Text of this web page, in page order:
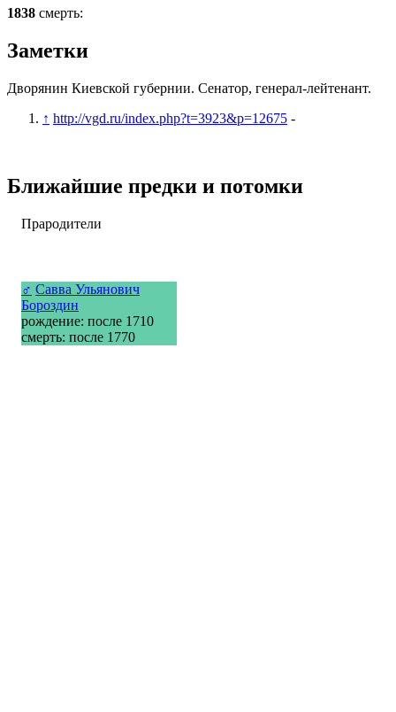
1838 смерть:
Заметки
Дворянин Киевской губернии. Сенатор, генерал-лейтенант.
↑ http://vgd.ru/index.php?t=3923&p=12675 -
Ближайшие предки и потомки
Прародители
♂ Савва Ульянович
Бороздин
рождение: после 1710
смерть: после 1770